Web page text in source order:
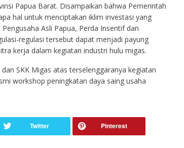
Papua Barat. Disampaikan bahwa Pemerintah
hal untuk menciptakan iklim investasi yang
Asli Papua, Perda Insentif dan
regulasi tersebut dapat menjadi payung
kerja dalam kegiatan industri hulu migas.
SKK Migas atas terselenggaranya kegiatan
workshop peningkatan daya saing usaha